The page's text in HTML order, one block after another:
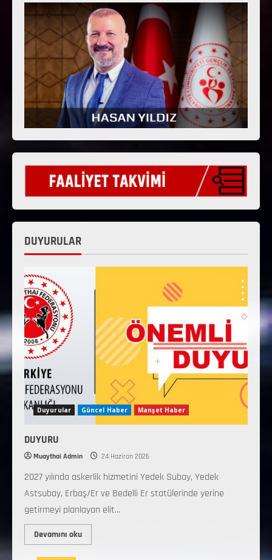
DUYURULAR
Duyurular Güncel Haber Manşet Haber
DUYURU
Muaythai Admin 24 Haziran 2026
2027 yılında askerlik hizmetini Yedek Subay, Yedek
Astsubay, Erbaş/Er ve Bedelli Er statülerinde yerine
getirmeyi planlayan elit...
Devamını oku